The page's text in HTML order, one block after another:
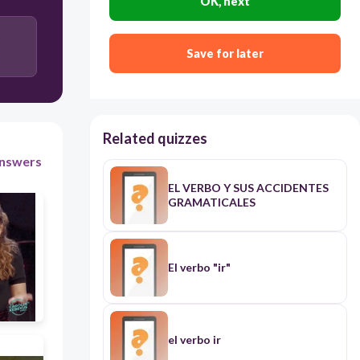
Users enter free text
Save for later
Related quizzes
EL VERBO Y SUS ACCIDENTES
GRAMATICALES
El verbo "ir"
el verbo ir